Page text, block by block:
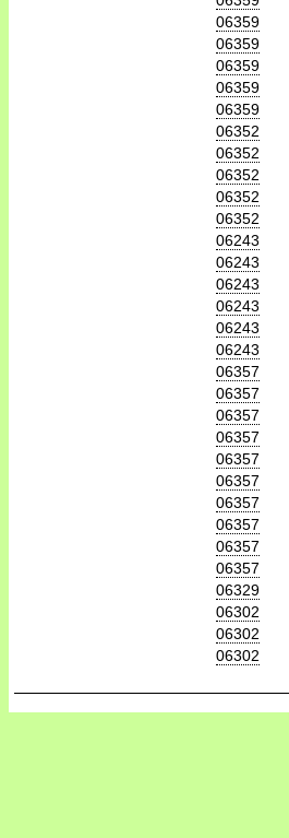
06359
06359
06359
06359
06359
06352
06352
06352
06352
06352
06243
06243
06243
06243
06243
06243
06357
06357
06357
06357
06357
06357
06357
06357
06357
06357
06329
06302
06302
06302